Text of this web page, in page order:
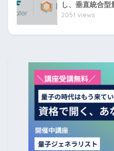
し、垂直統合
2051 views